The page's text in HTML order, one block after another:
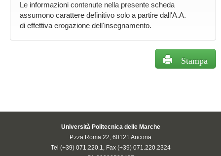
Le informazioni contenute nella presente scheda
assumono carattere definitivo solo a partire dall'A.A.
di effettiva erogazione dell'insegnamento.
Stampa
Università Politecnica delle Marche
P.zza Roma 22, 60121 Ancona
Tel (+39) 071.220.1, Fax (+39) 071.220.2324